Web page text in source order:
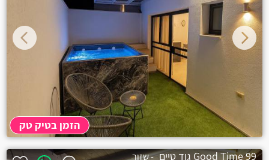
הזמן בטיק טק
Good Time 99 גוד טיים - שזור